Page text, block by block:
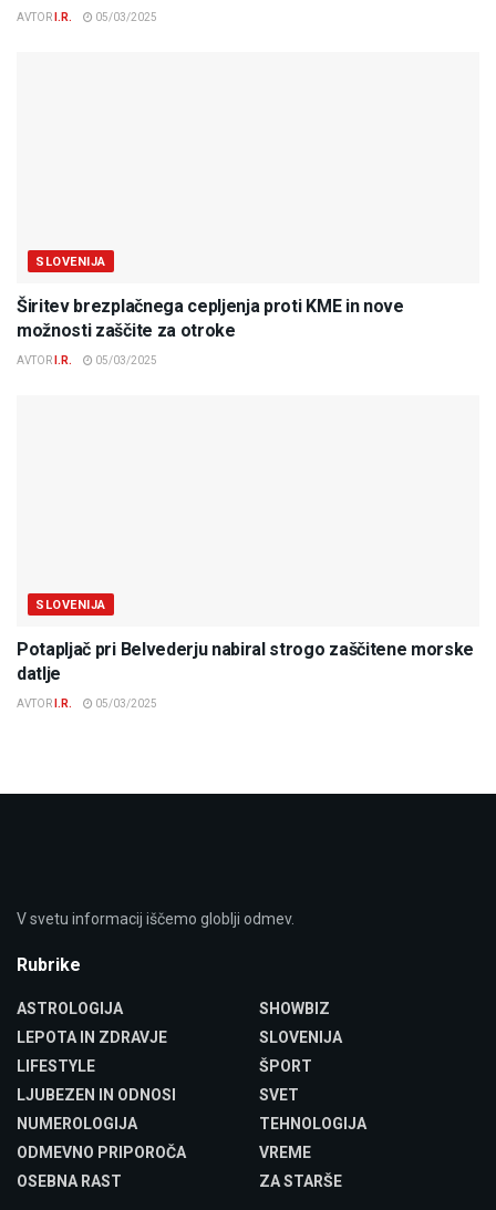
AVTOR I.R. 05/03/2025
SLOVENIJA
Širitev brezplačnega cepljenja proti KME in nove
možnosti zaščite za otroke
AVTOR I.R. 05/03/2025
SLOVENIJA
Potapljač pri Belvederju nabiral strogo zaščitene morske
datlje
AVTOR I.R. 05/03/2025
V svetu informacij iščemo globlji odmev.
Rubrike
ASTROLOGIJA
LEPOTA IN ZDRAVJE
LIFESTYLE
LJUBEZEN IN ODNOSI
NUMEROLOGIJA
ODMEVNO PRIPOROČA
OSEBNA RAST
SHOWBIZ
SLOVENIJA
ŠPORT
SVET
TEHNOLOGIJA
VREME
ZA STARŠE